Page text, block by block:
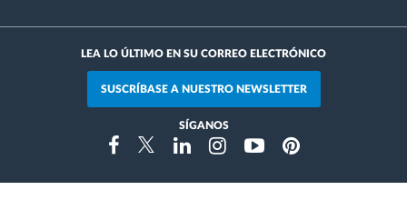
LEA LO ÚLTIMO EN SU CORREO ELECTRÓNICO
SUSCRÍBASE A NUESTRO NEWSLETTER
SÍGANOS
FacebookTwitterLinkedinInstragramYoutubePinterest